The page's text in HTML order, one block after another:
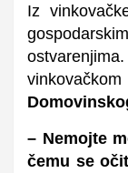
Iz
– Nemojte
čemu se